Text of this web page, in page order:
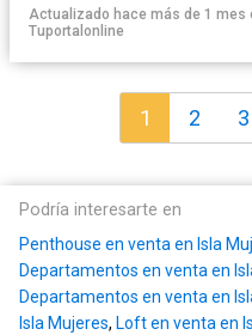
Actualizado hace más de 1 mes
Tuportalonline
1 2 3
Podría interesarte en
Penthouse en venta en Isla
Departamentos en venta en
Departamentos en venta en
Isla Mujeres, Loft en venta en